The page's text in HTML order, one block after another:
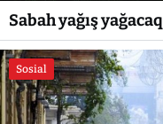
Sabah yağış
Sosial